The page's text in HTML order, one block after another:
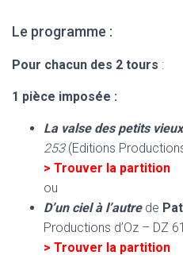
Le programme :
Pour chacun des 2 tours :
1 pièce imposée :
La valse des petits vieux
253(Editions
> Trouver la partition
ou
D’un ciel à l’autrede
Productions d’Oz – DZ
> Trouver la partition